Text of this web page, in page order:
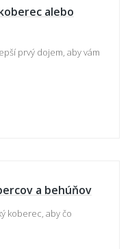
alebo
prvý dojem, aby vám
a behúňov
koberec, aby čo